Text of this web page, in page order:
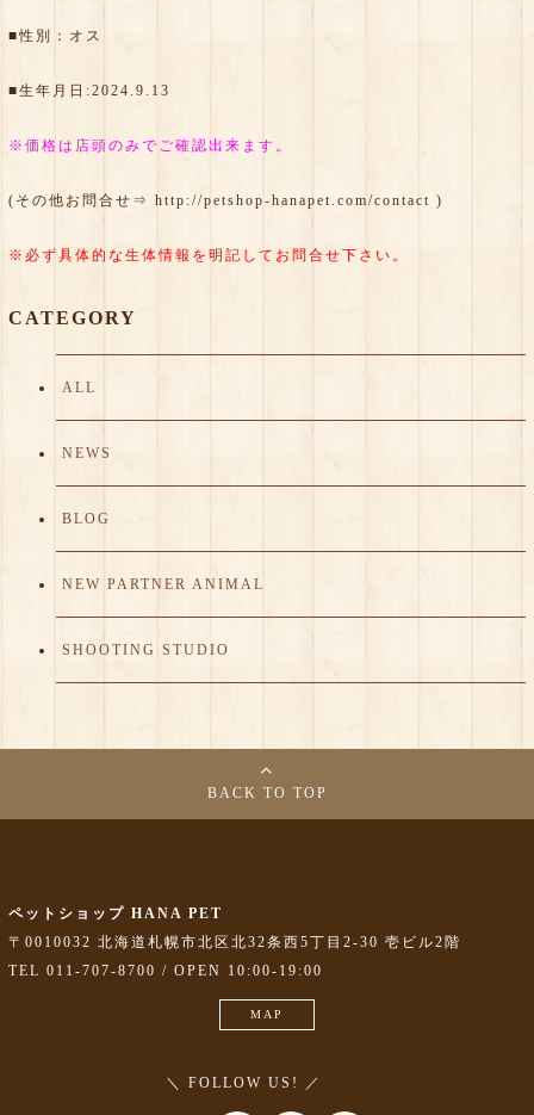
■性別：オス
■生年月日:2024.9.13
※価格は店頭のみでご確認出来ます。
(その他お問合せ⇒ http://petshop-hanapet.com/contact )
※必ず具体的な生体情報を明記してお問合せ下さい。
CATEGORY
ALL
NEWS
BLOG
NEW PARTNER ANIMAL
SHOOTING STUDIO
BACK TO TOP
ペットショップ HANA PET
〒0010032 北海道札幌市北区北32条西5丁目2-30 壱ビル2階
TEL 011-707-8700 / OPEN 10:00-19:00
MAP
＼ FOLLOW US! ／